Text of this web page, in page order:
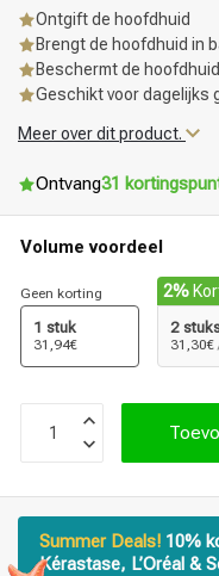
Haarstyling
Ontgift de hoofdhuid
Brengt de hoofdhuid in
Beschermt de hoofdhuid
Geschikt voor dagelijks
Meer over dit product.
Ontvang31
Volume voordeel
Geen korting
1 stuk
31,94€
2%
2
31,30€
Summer Deals! 10%
Kérastase, L’Oréal &